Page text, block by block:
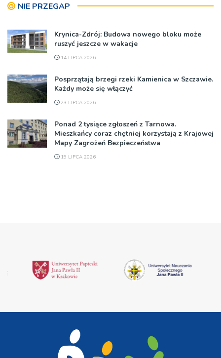
NIE PRZEGAP
Krynica-Zdrój: Budowa nowego bloku może
ruszyć jeszcze w wakacje
14 LIPCA 2026
Posprzątają brzegi rzeki Kamienica w Szczawie.
Każdy może się włączyć
23 LIPCA 2026
Ponad 2 tysiące zgłoszeń z Tarnowa.
Mieszkańcy coraz chętniej korzystają z Krajowej
Mapy Zagrożeń Bezpieczeństwa
19 LIPCA 2026